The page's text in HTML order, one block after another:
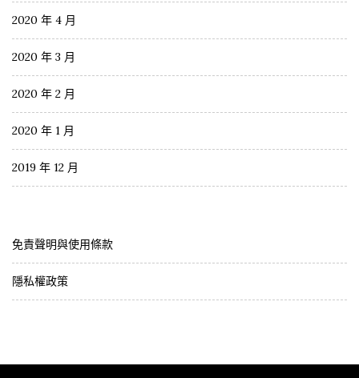
2020 年 4 月
2020 年 3 月
2020 年 2 月
2020 年 1 月
2019 年 12 月
免責聲明與使用條款
隱私權政策